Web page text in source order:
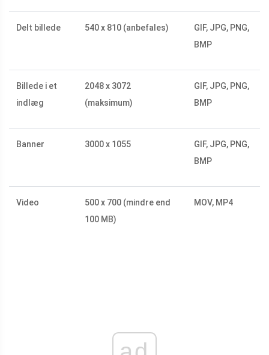
Delt billede 540 x 810 (anbefales)
GIF, JPG, PNG,
BMP
Billede i et
indlæg
2048 x 3072
(maksimum)
GIF, JPG, PNG,
BMP
Banner 3000 x 1055
GIF, JPG, PNG,
BMP
Video
500 x 700 (mindre end
100 MB)
MOV, MP4